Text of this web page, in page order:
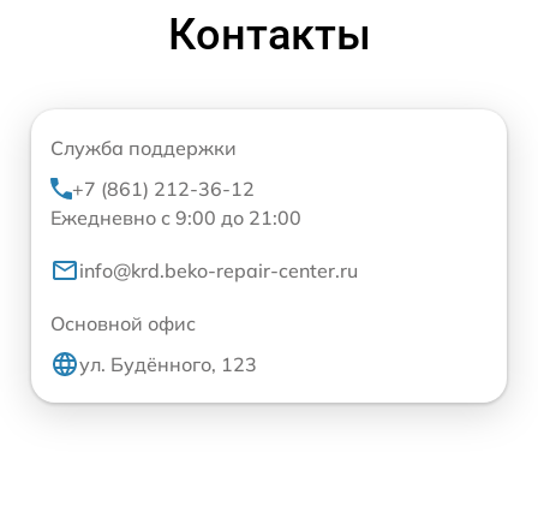
Контакты
Служба поддержки
+7 (861) 212-36-12
Ежедневно с 9:00 до 21:00
info@krd.beko-repair-center.ru
Основной офис
ул. Будённого, 123